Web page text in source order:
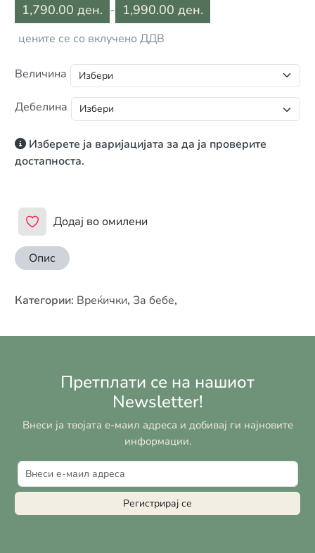
1,790.00 ден. - 1,990.00 ден.
цените се со вклучено ДДВ
Величина
Дебелина
Изберете ја варијацијата за да ја проверите
достапноста.
Додај во омилени
Опис
Категории: Вреќички, За бебе,
Претплати се на нашиот
Newsletter!
Внеси ја твојата е-маил адреса и добивај ги најновите
информации.
Регистрирај се